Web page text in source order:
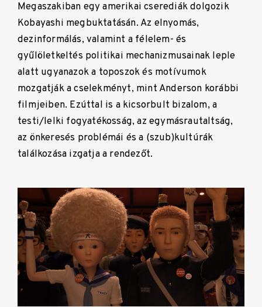
Megaszakiban egy amerikai cserediák dolgozik
Kobayashi megbuktatásán. Az elnyomás,
dezinformálás, valamint a félelem- és
gyűlöletkeltés politikai mechanizmusainak leple
alatt ugyanazok a toposzok és motívumok
mozgatják a cselekményt, mint Anderson korábbi
filmjeiben. Ezúttal is a kicsorbult bizalom, a
testi/lelki fogyatékosság, az egymásrautaltság,
az önkeresés problémái és a (szub)kultúrák
találkozása izgatja a rendezőt.